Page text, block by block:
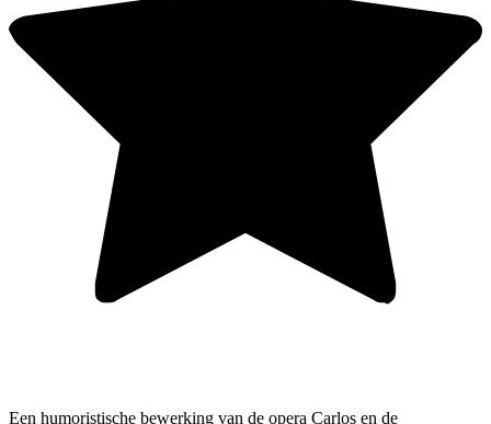
Een humoristische bewerking van de opera Carlos en de